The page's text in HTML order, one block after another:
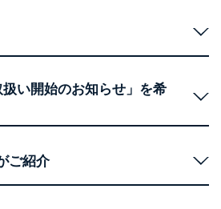
購入商品の配送のため
ｅメール等による商品、サービ
のため
扱い開始のお知らせ」を希
ご紹介